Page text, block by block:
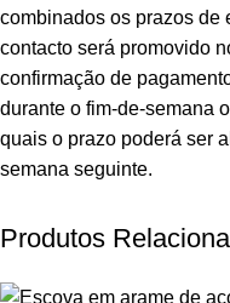
combinados os prazos de
contacto será promovido
confirmação de
durante o fim-de-semana
quais o prazo poderá ser
semana seguinte.
Produtos